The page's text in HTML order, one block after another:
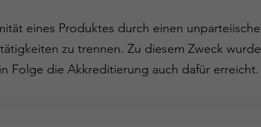
eines Produktes durch einen
zu trennen. Zu diesem Zweck
Folge die Akkreditierung auch dafür erreicht.